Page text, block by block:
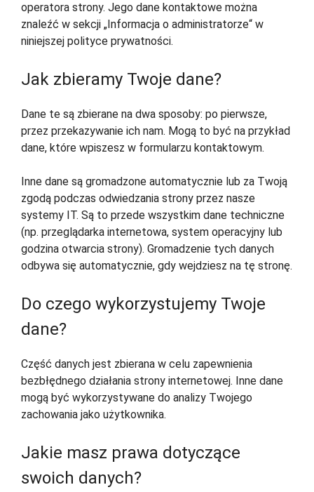
operatora strony. Jego dane kontaktowe można
znaleźć w sekcji „Informacja o administratorze“ w
niniejszej polityce prywatności.
Jak zbieramy Twoje dane?
Dane te są zbierane na dwa sposoby: po pierwsze,
przez przekazywanie ich nam. Mogą to być na przykład
dane, które wpiszesz w formularzu kontaktowym.
Inne dane są gromadzone automatycznie lub za Twoją
zgodą podczas odwiedzania strony przez nasze
systemy IT. Są to przede wszystkim dane techniczne
(np. przeglądarka internetowa, system operacyjny lub
godzina otwarcia strony). Gromadzenie tych danych
odbywa się automatycznie, gdy wejdziesz na tę stronę.
Do czego wykorzystujemy Twoje
dane?
Część danych jest zbierana w celu zapewnienia
bezbłędnego działania strony internetowej. Inne dane
mogą być wykorzystywane do analizy Twojego
zachowania jako użytkownika.
Jakie masz prawa dotyczące
swoich danych?